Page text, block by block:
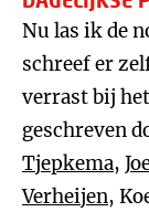
Nu las ik de
schreef er
verrast bij
geschreven
Tjepkema,
Verheijen,